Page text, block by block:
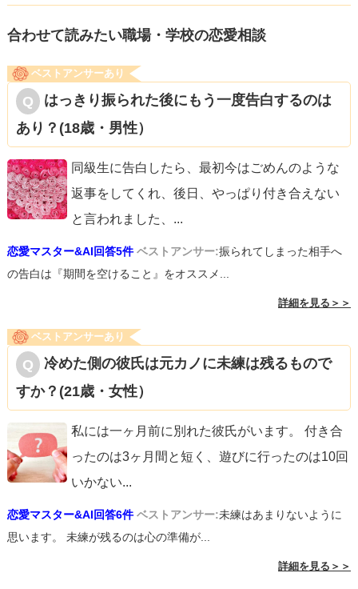
問者様の態度に不信感のあった彼女が、看護師のバックア
ップをもらって変更に至った可能性も考えられます。質問
手に変更することになった？」ということは彼女にしっか
りと確認が取れたのでしょうか。患者さんが以前入院して
いた時に担当していた人であれば、患者さんも悪気なく彼
女に相談したのかもしれませんし、看護師からの相談で彼
女が間に入ってくれていた可能性も考えられます。質問者
様も事情を知っているのであれば、そこまで気に病まなく
しまうことが多いと思います。なぜなら、社会人をやって
いれば、家で過ごすよりも仕事を含む外の人とのかかわり
の時間が長くなるからです。今の質問者様の「好き」とい
れば、彼女のミスや失敗を見逃さず、指導や確認をするこ
とのほうが愛情が伝わります。質問者様がそれらを避けて
ミングなので、彼女の何が好きなのか？を思い返してみて
ください。長い時間一所にいることでの情ならば、質問者
様はもっと自分と分かり合える人を好きになると思いま
合わせて読みたい職場・学校の恋愛相談
ベストアンサーあり
はっきり振られた後にもう一度告白するのは
あり？(18歳・男性）
同級生に告白したら、最初今はごめんのような
返事をしてくれ、後日、やっぱり付き合えない
と言われました、 ...
恋愛マスター&AI回答5件 ベストアンサー:振られてしまった相手へ
の告白は『期間を空けること』をオススメ...
詳細を見る＞＞
ベストアンサーあり
冷めた側の彼氏は元カノに未練は残るもので
すか？(21歳・女性）
私には一ヶ月前に別れた彼氏がいます。 付き合
ったのは3ヶ月間と短く、遊びに行ったのは10回
いかない...
恋愛マスター&AI回答6件 ベストアンサー:未練はあまりないように
思います。 未練が残るのは心の準備が...
詳細を見る＞＞